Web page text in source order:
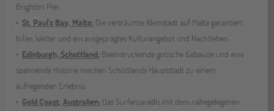
Brighton Pier.
St. Paul's Bay, Malta: Die verträumte Kleinstadt auf Malta garantiert
tolles Wetter und ein ausgeprägtes Kulturangebot und Nachtleben.
Edinburgh, Schottland: Beeindruckende gotische Gebäude und eine
spannende Historie machen Schottlands Hauptstadt zu einem
aufregenden Erlebnis.
Gold Coast, Australien: Das Surferparadis mit dem nahegelegenen